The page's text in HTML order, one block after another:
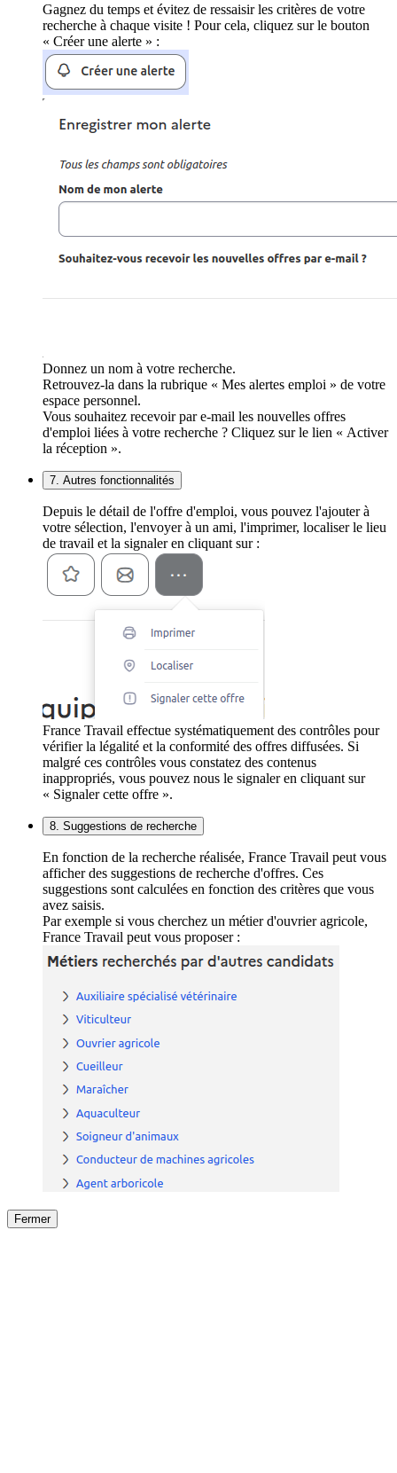
Gagnez du temps et évitez de ressaisir les critères de votre
recherche à chaque visite ! Pour cela, cliquez sur le bouton
« Créer une alerte » :
Donnez un nom à votre recherche.
Retrouvez-la dans la rubrique « Mes alertes emploi » de votre
espace personnel.
Vous souhaitez recevoir par e-mail les nouvelles offres
d'emploi liées à votre recherche ? Cliquez sur le lien « Activer
la réception ».
7. Autres fonctionnalités
Depuis le détail de l'offre d'emploi, vous pouvez l'ajouter à
votre sélection, l'envoyer à un ami, l'imprimer, localiser le lieu
de travail et la signaler en cliquant sur :
France Travail effectue systématiquement des contrôles pour
vérifier la légalité et la conformité des offres diffusées. Si
malgré ces contrôles vous constatez des contenus
inappropriés, vous pouvez nous le signaler en cliquant sur
« Signaler cette offre ».
8. Suggestions de recherche
En fonction de la recherche réalisée, France Travail peut vous
afficher des suggestions de recherche d'offres. Ces
suggestions sont calculées en fonction des critères que vous
avez saisis.
Par exemple si vous cherchez un métier d'ouvrier agricole,
France Travail peut vous proposer :
Fermer